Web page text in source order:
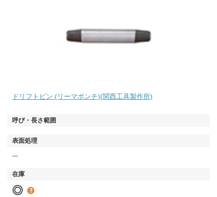
ドリフトピン (リーマポンチ)(関西工具製作所)
---
◎